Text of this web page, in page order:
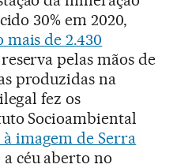
30% em 2020,
mais de 2.430
pelas mãos de
produzidas na
fez os
Socioambiental
imagem de Serra
céu aberto no